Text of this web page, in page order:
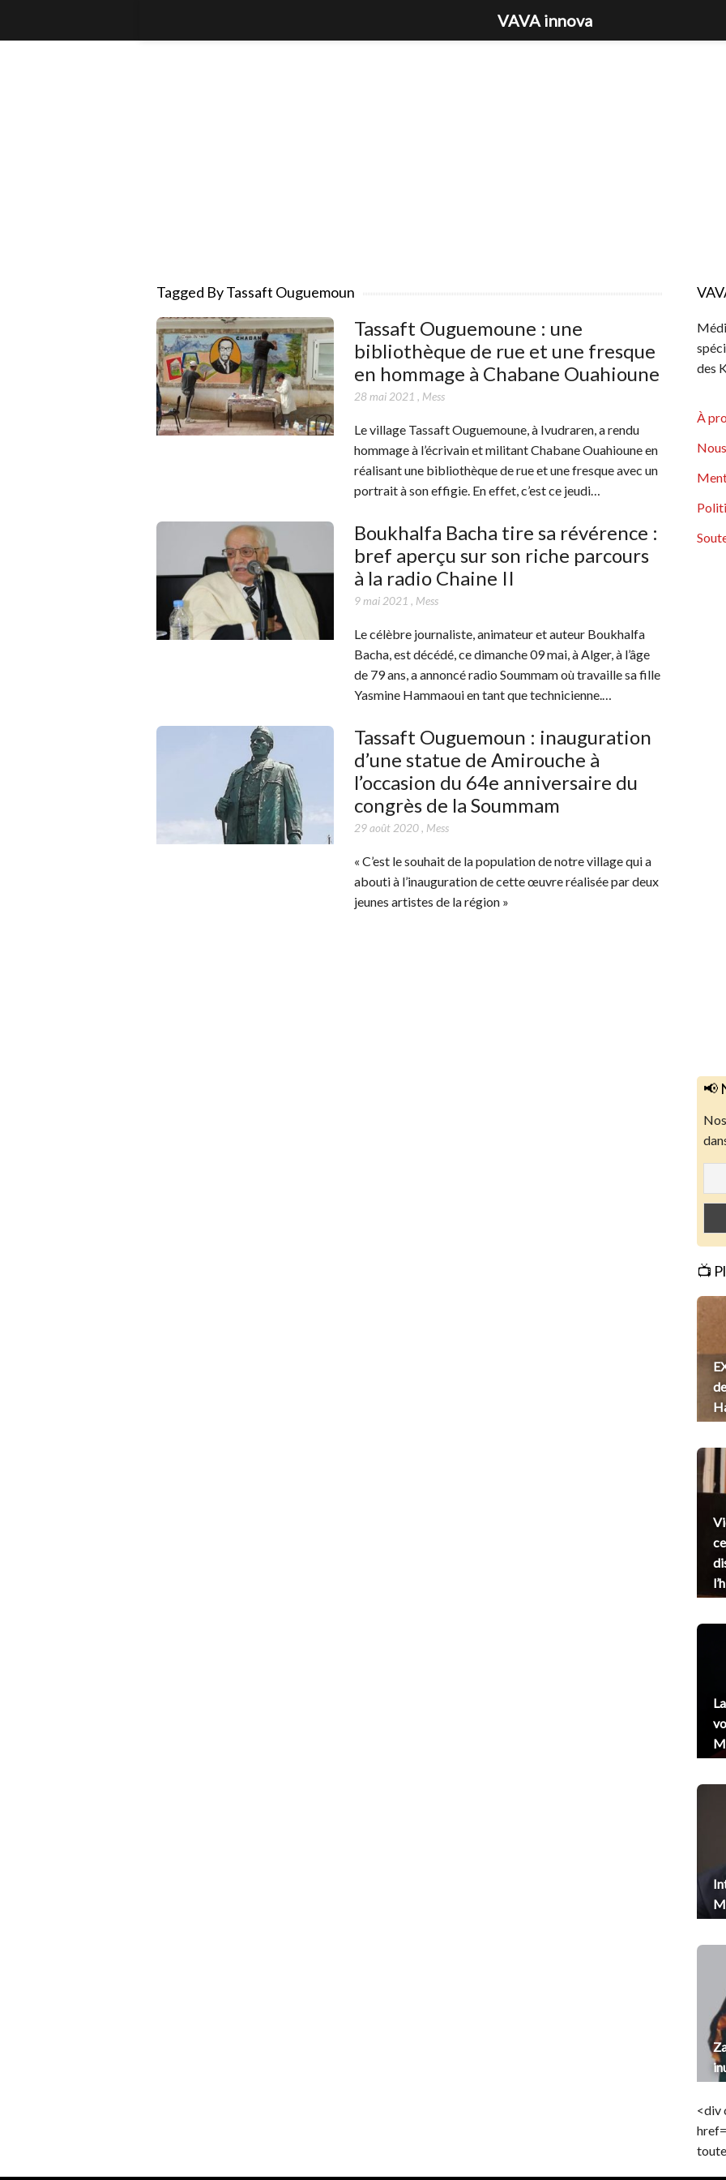
Tagged By Tassaft Ouguemoun
Tassaft Ouguemoune : une
bibliothèque de rue et une fresque
en hommage à Chabane Ouahioune
28 mai 2021 , Mess
Le village Tassaft Ouguemoune, à Ivudraren, a rendu
hommage à l’écrivain et militant Chabane Ouahioune en
réalisant une bibliothèque de rue et une fresque avec un
portrait à son effigie. En effet, c’est ce jeudi…
Boukhalfa Bacha tire sa révérence :
bref aperçu sur son riche parcours
à la radio Chaine II
9 mai 2021 , Mess
Le célèbre journaliste, animateur et auteur Boukhalfa
Bacha, est décédé, ce dimanche 09 mai, à Alger, à l’âge
de 79 ans, a annoncé radio Soummam où travaille sa fille
Yasmine Hammaoui en tant que technicienne.…
Tassaft Ouguemoun : inauguration
d’une statue de Amirouche à
l’occasion du 64e anniversaire du
congrès de la Soummam
29 août 2020, Mess
« C’est le souhait de la population de notre village qui a
abouti à l’inauguration de cette œuvre réalisée par deux
jeunes artistes de la région »
des
À
📢
📺
<div
VAVA innova